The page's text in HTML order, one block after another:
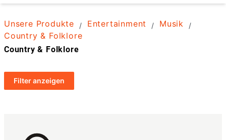
Unsere Produkte / Entertainment / Musik /
Country & Folklore
Country & Folklore
Filteranzeigen